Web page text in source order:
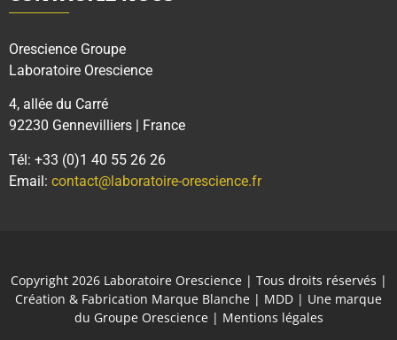
Orescience Groupe
Laboratoire Orescience
4, allée du Carré
92230 Gennevilliers | France
Tél: +33 (0)1 40 55 26 26
Email: contact@laboratoire-orescience.fr
Copyright 2026 Laboratoire Orescience | Tous droits réservés |
Création & Fabrication Marque Blanche | MDD | Une marque
du Groupe Orescience| Mentions légales